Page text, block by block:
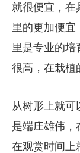
就很便宜，在
里的更加便宜
里是专业的培
很高，在栽植
从树形上就可
是端庄雄伟，
在观赏时间上